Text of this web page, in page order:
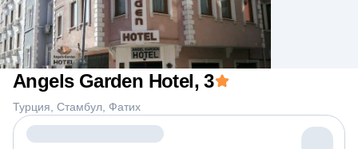
Angels Garden Hotel, 3
Турция Стамбул Фатих